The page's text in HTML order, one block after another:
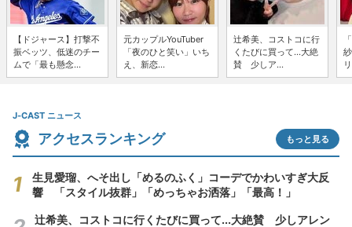
【ドジャース】打撃不
振ベッツ、低迷のチー
ムで「最も懸念...
元カップルYouTuber
「夜のひと笑い」いち
え、新恋...
辻希美、コストコに行
くたびに買って...大絶
賛 少しア...
J-CAST ニュース
アクセスランキング もっと見る
生見愛瑠、へそ出し「めるのふく」コーデでかわいすぎ大反
響 「スタイル抜群」「めっちゃお洒落」「最高！」
辻希美、コストコに行くたびに買って...大絶賛 少しアレン